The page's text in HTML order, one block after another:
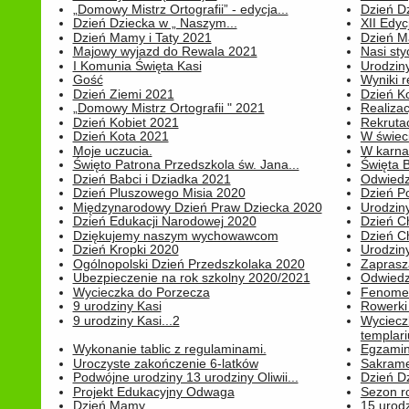
„Domowy Mistrz Ortografii” - edycja...
Dzień
Dzień Dziecka w „ Naszym...
Dzień Mamy i Taty 2021
XII
Dzień
Majowy wyjazd do Rewala 2021
I Komunia Święta Kasi
Nasi
Gość
Dzień Ziemi 2021
Wyniki
Dzień
„Domowy Mistrz Ortografii " 2021
Dzień Kobiet 2021
Dzień Kota 2021
Moje uczucia.
W
W
Święto Patrona Przedszkola św. Jana...
Dzień Babci i Dziadka 2021
Święta
Dzień Pluszowego Misia 2020
Międzynarodowy Dzień Praw Dziecka 2020
Dzień
Dzień Edukacji Narodowej 2020
Dziękujemy naszym wychowawcom
Dzień
Dzień
Dzień Kropki 2020
Ogólnopolski Dzień Przedszkolaka 2020
Ubezpieczenie na rok szkolny 2020/2021
Wycieczka do Porzecza
9 urodziny Kasi
9 urodziny Kasi...2
Wykonanie tablic z regulaminami.
Uroczyste zakończenie 6-latków
Podwójne urodziny 13 urodziny Oliwii...
Projekt Edukacyjny Odwaga
Dzień
Sezon
Dzień Mamy...
15